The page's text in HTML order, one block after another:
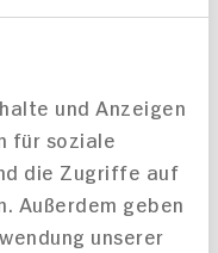
und Anzeigen
für soziale
die Zugriffe auf
Außerdem geben
unserer
Leicht